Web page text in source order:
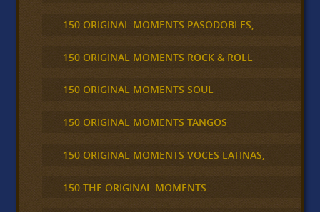
150 ORIGINAL MOMENTS PASODOBLES,
150 ORIGINAL MOMENTS ROCK & ROLL
150 ORIGINAL MOMENTS SOUL
150 ORIGINAL MOMENTS TANGOS
150 ORIGINAL MOMENTS VOCES LATINAS,
150 THE ORIGINAL MOMENTS